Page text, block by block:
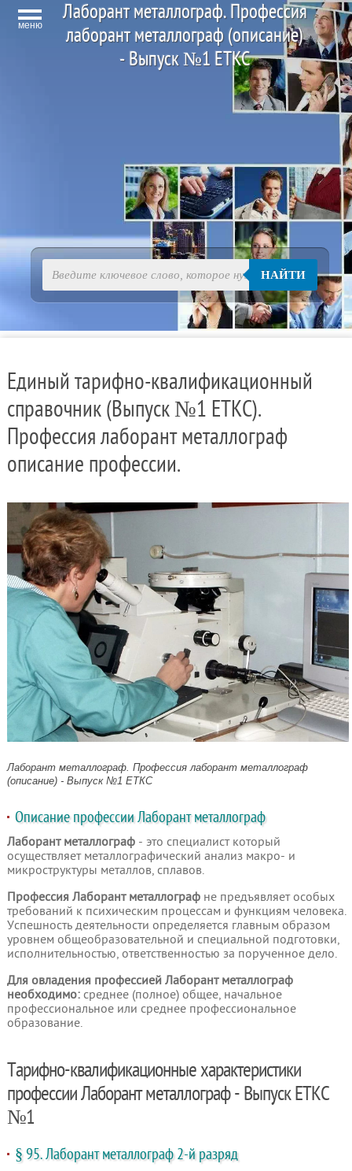
меню
Лаборант металлограф. Профессия
лаборант металлограф (описание)
- Выпуск №1 ЕТКС
НАЙТИ
Единый тарифно-квалификационный
справочник (Выпуск №1 ЕТКС).
Профессия лаборант металлограф
описание профессии.
Лаборант металлограф. Профессия лаборант металлограф
(описание) - Выпуск №1 ЕТКС
Описание профессии Лаборант металлограф
Лаборант металлограф- это специалист который
осуществляет металлографический анализ макро- и
микроструктуры металлов, сплавов.
Профессия Лаборант металлографне предъявляет особых
требований к психическим процессам и функциям человека.
Успешность деятельности определяется главным образом
уровнем общеобразовательной и специальной подготовки,
исполнительностью, ответственностью за порученное дело.
Для овладения профессией Лаборант металлограф
необходимо:среднее (полное) общее, начальное
профессиональное или среднее профессиональное
образование.
Тарифно-квалификационные характеристики
профессии Лаборант металлограф - Выпуск ЕТКС
№1
§ 95. Лаборант металлограф 2-й разряд